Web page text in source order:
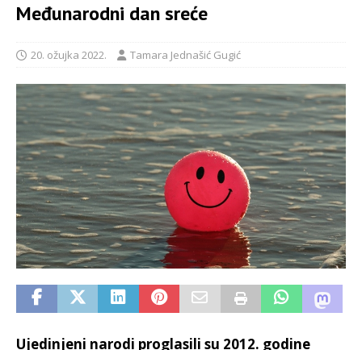
Međunarodni dan sreće
20. ožujka 2022. Tamara Jednašić Gugić
Ujedinjeni narodi proglasili su 2012. godine